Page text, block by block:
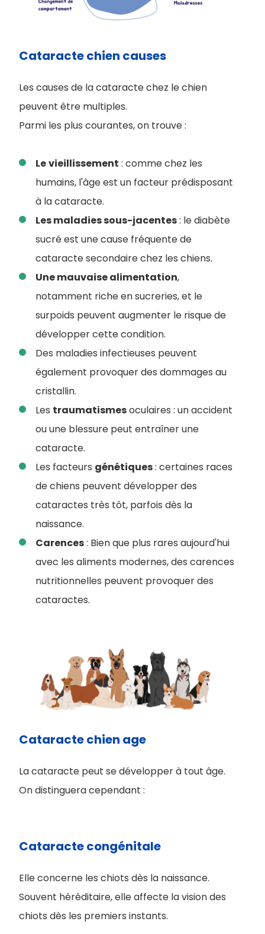
Cataracte chien causes
Les causes de la cataracte chez le chien
peuvent être multiples.
Parmi les plus courantes, on trouve :
Levieillissement : comme chez les
humains, l'âge est un facteur prédisposant
à la cataracte.
Les maladies sous-jacentes: le diabète
sucré est une cause fréquente de
cataracte secondaire chez les chiens.
Une mauvaise alimentation,
notamment riche en sucreries, et le
surpoids peuvent augmenter le risque de
développer cette condition.
Des maladies infectieuses peuvent
également provoquer des dommages au
cristallin.
Les traumatismesoculaires : un accident
ou une blessure peut entraîner une
cataracte.
Les facteurs génétiques: certaines races
de chiens peuvent développer des
cataractes très tôt, parfois dès la
naissance.
Carences: Bien que plus rares aujourd'hui
avec les aliments modernes, des carences
nutritionnelles peuvent provoquer des
cataractes.
Cataracte chien age
La cataracte peut se développer à tout âge.
On distinguera cependant :
Cataracte congénitale
Elle concerne les chiots dès la naissance.
Souvent héréditaire, elle affecte la vision des
chiots dès les premiers instants.